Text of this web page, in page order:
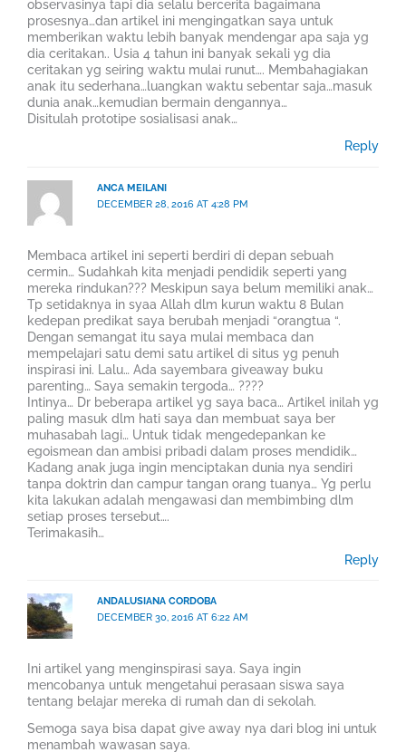
observasinya tapi dia selalu bercerita bagaimana
prosesnya…dan artikel ini mengingatkan saya untuk
memberikan waktu lebih banyak mendengar apa saja yg
dia ceritakan.. Usia 4 tahun ini banyak sekali yg dia
ceritakan yg seiring waktu mulai runut…. Membahagiakan
anak itu sederhana…luangkan waktu sebentar saja…masuk
dunia anak…kemudian bermain dengannya…
Disitulah prototipe sosialisasi anak…
Reply
ANCA MEILANI
DECEMBER 28, 2016 AT 4:28 PM
Membaca artikel ini seperti berdiri di depan sebuah
cermin… Sudahkah kita menjadi pendidik seperti yang
mereka rindukan??? Meskipun saya belum memiliki anak…
Tp setidaknya in syaa Allah dlm kurun waktu 8 Bulan
kedepan predikat saya berubah menjadi “orangtua “.
Dengan semangat itu saya mulai membaca dan
mempelajari satu demi satu artikel di situs yg penuh
inspirasi ini. Lalu… Ada sayembara giveaway buku
parenting… Saya semakin tergoda… ????
Intinya… Dr beberapa artikel yg saya baca… Artikel inilah yg
paling masuk dlm hati saya dan membuat saya ber
muhasabah lagi… Untuk tidak mengedepankan ke
egoismean dan ambisi pribadi dalam proses mendidik…
Kadang anak juga ingin menciptakan dunia nya sendiri
tanpa doktrin dan campur tangan orang tuanya… Yg perlu
kita lakukan adalah mengawasi dan membimbing dlm
setiap proses tersebut….
Terimakasih…
Reply
ANDALUSIANA CORDOBA
DECEMBER 30, 2016 AT 6:22 AM
Ini artikel yang menginspirasi saya. Saya ingin
mencobanya untuk mengetahui perasaan siswa saya
tentang belajar mereka di rumah dan di sekolah.
Semoga saya bisa dapat give away nya dari blog ini untuk
menambah wawasan saya.